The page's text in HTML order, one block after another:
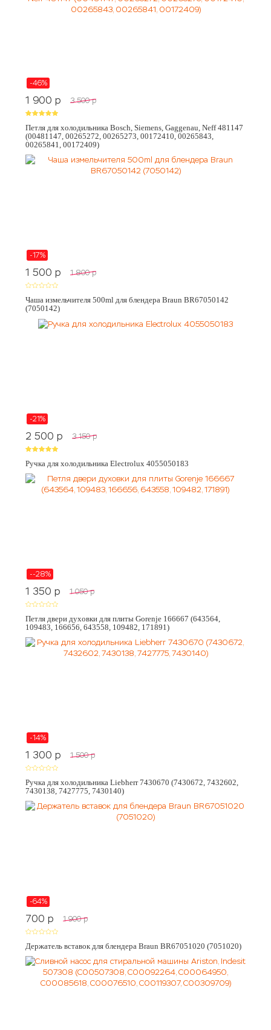
-46%
1 900 p 3 500 p
Петля для холодильника Bosch, Siemens, Gaggenau, Neff 481147
(00481147, 00265272, 00265273, 00172410, 00265843,
00265841, 00172409)
-17%
1 500 p 1 800 p
Чаша измельчителя 500ml для блендера Braun BR67050142
(7050142)
-21%
2 500 p 3 150 p
Ручка для холодильника Electrolux 4055050183
--28%
1 350 p 1 050 p
Петля двери духовки для плиты Gorenje 166667 (643564,
109483, 166656, 643558, 109482, 171891)
-14%
1 300 p 1 500 p
Ручка для холодильника Liebherr 7430670 (7430672, 7432602,
7430138, 7427775, 7430140)
-64%
700 p 1 900 p
Держатель вставок для блендера Braun BR67051020 (7051020)